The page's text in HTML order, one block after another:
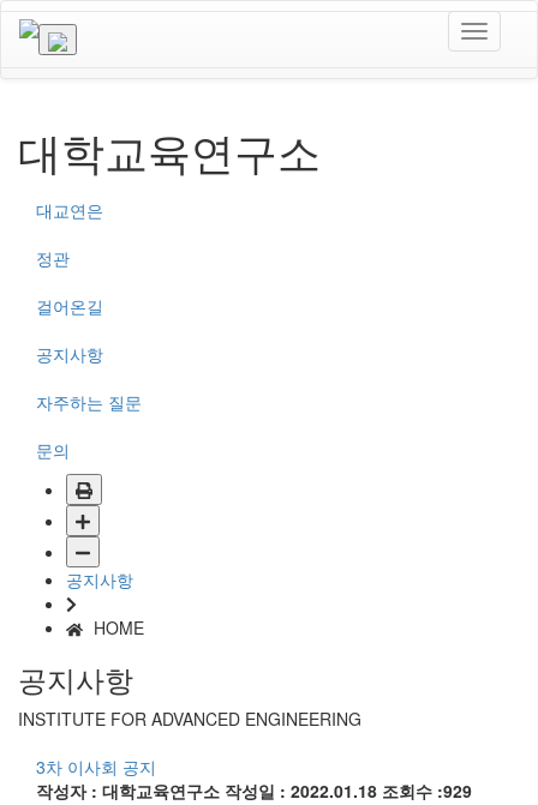
대학교육연구소
대교연은
정관
걸어온길
공지사항
자주하는 질문
문의
공지사항
HOME
공지사항
INSTITUTE FOR ADVANCED ENGINEERING
3차 이사회 공지
작성자 : 대학교육연구소 작성일 : 2022.01.18 조회수 :929